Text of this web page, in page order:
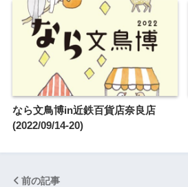
なら文鳥博in近鉄百貨店奈良店
(2022/09/14-20)
前の記事